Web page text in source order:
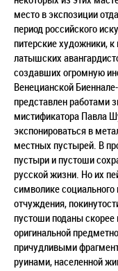
место в экспозиции
период российского
питерские художники,
латышских
создавших огромную
Венецианской
представлен работами
мистификатора Павла
экспонироваться в
местных пустырей. В
пустыри и пустоши
русской жизни. Но их
символике социального
отчуждения,
пустоши поданы скорее
оригинальной
причудливыми
руинами, населенной